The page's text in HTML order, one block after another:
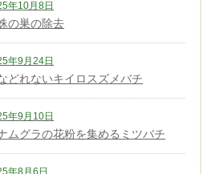
年10月8日
の巣の除去
年9月24日
どれないキイロスズメバチ
年9月10日
ムグラの花粉を集めるミツバチ
年8月6日